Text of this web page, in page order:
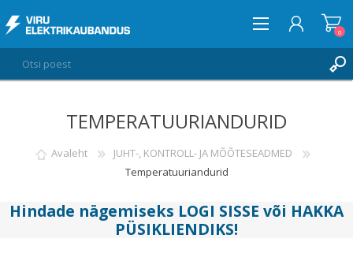
LOGI SISSE
SOOVIKORV
0
TEMPERATUURIANDURID
Avaleht
JUHT-, KONTROLL- JA MÕÕTESEADMED
Temperatuuriandurid
Hindade nägemiseks LOGI SISSE või HAKKA
PÜSIKLIENDIKS!